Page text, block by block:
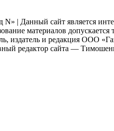
| Данный сайт является
материалов
издатель и редакция ООО
редактор сайта —